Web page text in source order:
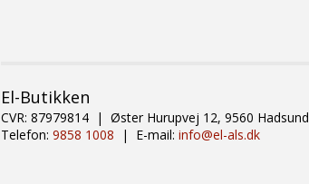
​El-Butikken
CVR: 87979814 | Øster Hurupvej 12, 9560 Hadsund
Telefon: 9858 1008 | E-mail: info@el-als.dk